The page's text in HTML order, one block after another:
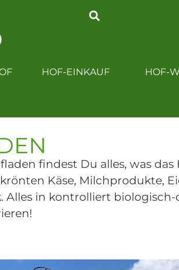
HOF-EINKAUF HOF-
findest Du alles, was
Käse, Milchprodukte,
Alles in kontrolliert